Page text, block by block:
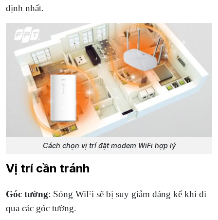
định nhất.
Cách chọn vị trí đặt modem WiFi hợp lý
Vị trí cần tránh
Góc tường: Sóng WiFi sẽ bị suy giảm đáng kể khi đi
qua các góc tường.